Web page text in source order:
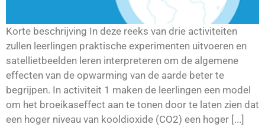
Korte beschrijving In deze reeks van drie activiteiten
zullen leerlingen praktische experimenten uitvoeren en
satellietbeelden leren interpreteren om de algemene
effecten van de opwarming van de aarde beter te
begrijpen. In activiteit 1 maken de leerlingen een model
om het broeikaseffect aan te tonen door te laten zien dat
een hoger niveau van kooldioxide (CO2) een hoger [...]